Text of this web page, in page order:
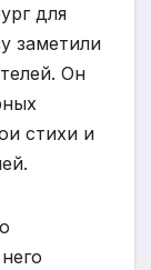
для
заметили
Он
стихи и